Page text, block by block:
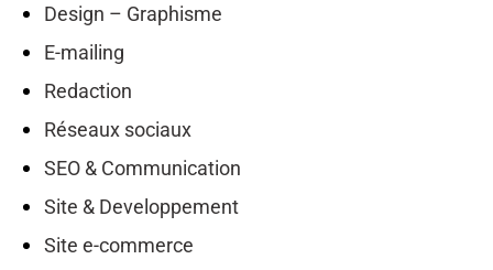
Design – Graphisme
E-mailing
Redaction
Réseaux sociaux
SEO & Communication
Site & Developpement
Site e-commerce